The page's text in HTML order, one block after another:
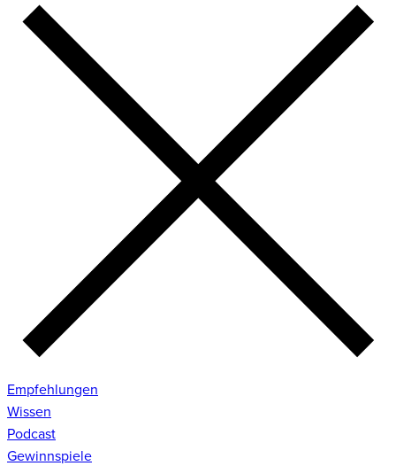
Empfehlungen
Wissen
Podcast
Gewinnspiele